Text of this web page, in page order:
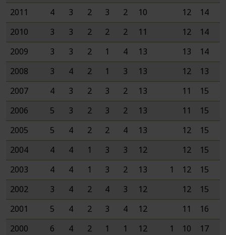
2011
4 3 2 3 2 10 12 14
2010
3 3 2 2 2 11 12 14
2009
3 3 2 1 4 13 13 14
2008
3 4 2 1 3 13 12 13
2007
4 3 2 3 2 13 11 15
2006
5 3 2 3 2 13 11 15
2005
5 4 2 2 4 13 12 15
2004
4 4 1 3 3 12 12 15
2003
4 4 1 3 2 13 1 12 15
2002
3 4 2 4 3 12 12 15
2001
5 4 2 3 4 12 11 16
2000
6 4 2 1 1 12 1 10 17